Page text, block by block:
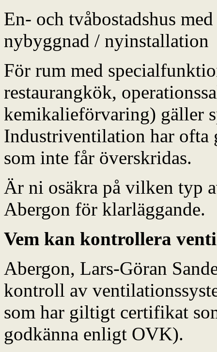
En- och tvåbostadshus
nybyggnad / nyinstallation
För rum med
restaurangkök,
kemikalieförvaring) gäller
Industriventilation har ofta
som inte får överskridas.
Är ni osäkra på vilken typ
Abergon för klarläggande.
Vem kan kontrollera
Abergon, Lars-Göran
kontroll av
som har giltigt certifikat
godkänna enligt OVK).